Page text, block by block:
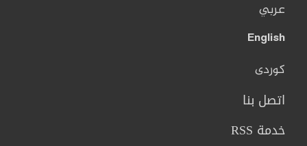
عربي
English
کوردی
اتصل بنا
خدمة RSS